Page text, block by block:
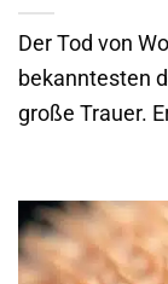
Der Tod von
bekanntesten
große Trauer.